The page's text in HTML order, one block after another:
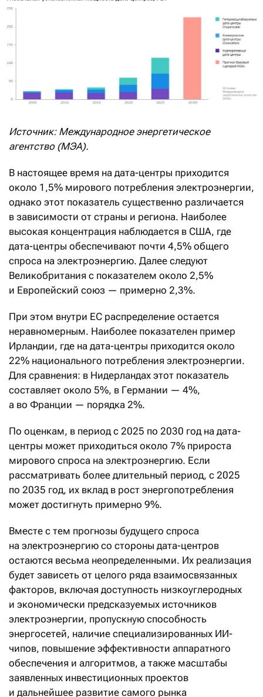
Источник: Международное энергетическое
агентство (МЭА).
В настоящее время на дата-центры приходится
около 1,5% мирового потребления электроэнергии,
однако этот показатель существенно различается
в зависимости от страны и региона. Наиболее
высокая концентрация наблюдается в США, где
дата-центры обеспечивают почти 4,5% общего
спроса на электроэнергию. Далее следуют
Великобритания с показателем около 2,5%
и Европейский союз — примерно 2,3%.
При этом внутри ЕС распределение остается
неравномерным. Наиболее показателен пример
Ирландии, где на дата-центры приходится около
22% национального потребления электроэнергии.
Для сравнения: в Нидерландах этот показатель
составляет около 5%, в Германии — 4%,
а во Франции — порядка 2%.
По оценкам, в период с 2025 по 2030 год на дата-
центры может приходиться около 7% прироста
мирового спроса на электроэнергию. Если
рассматривать более длительный период, с 2025
по 2035 год, их вклад в рост энергопотребления
может достигнуть примерно 9%.
Вместе с тем прогнозы будущего спроса
на электроэнергию со стороны дата-центров
остаются весьма неопределенными. Их реализация
будет зависеть от целого ряда взаимосвязанных
факторов, включая доступность низкоуглеродных
и экономически предсказуемых источников
электроэнергии, пропускную способность
энергосетей, наличие специализированных ИИ-
чипов, повышение эффективности аппаратного
обеспечения и алгоритмов, а также масштабы
заявленных инвестиционных проектов
и дальнейшее развитие самого рынка